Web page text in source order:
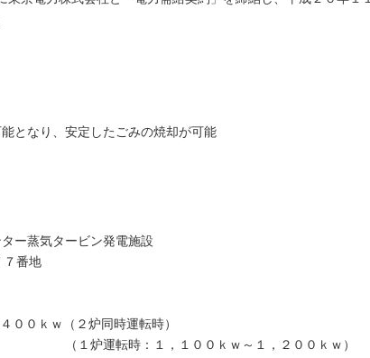
なり、安定したごみの焼却が可能
蒸気タービン発電施設
番地
ｋｗ（２炉同時運転時）
１００ｋｗ～１，２００ｋｗ）